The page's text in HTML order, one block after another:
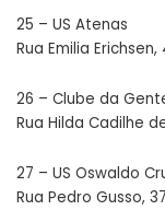
25 – US Atenas
Rua Emilia
26 – Clube da
Rua Hilda Cadilhe
27 – US Oswaldo
Rua Pedro Gusso,